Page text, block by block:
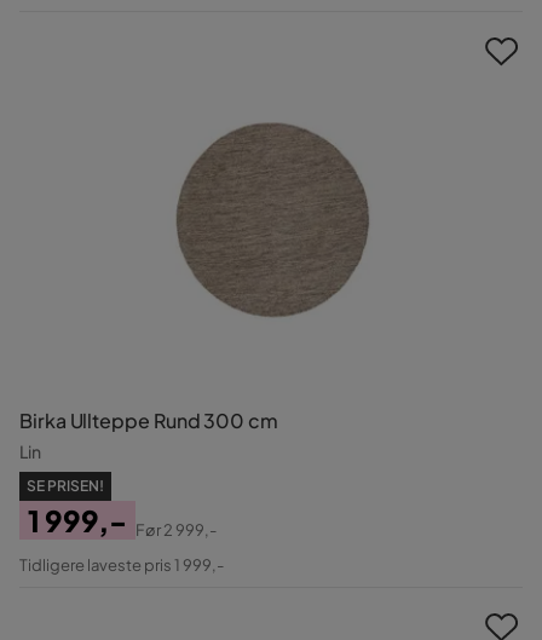
Birka Ullteppe Rund 300 cm
Lin
SE PRISEN!
Pris
1 999,-
Original
Før2 999,-
Tidligere laveste pris 1 999,-